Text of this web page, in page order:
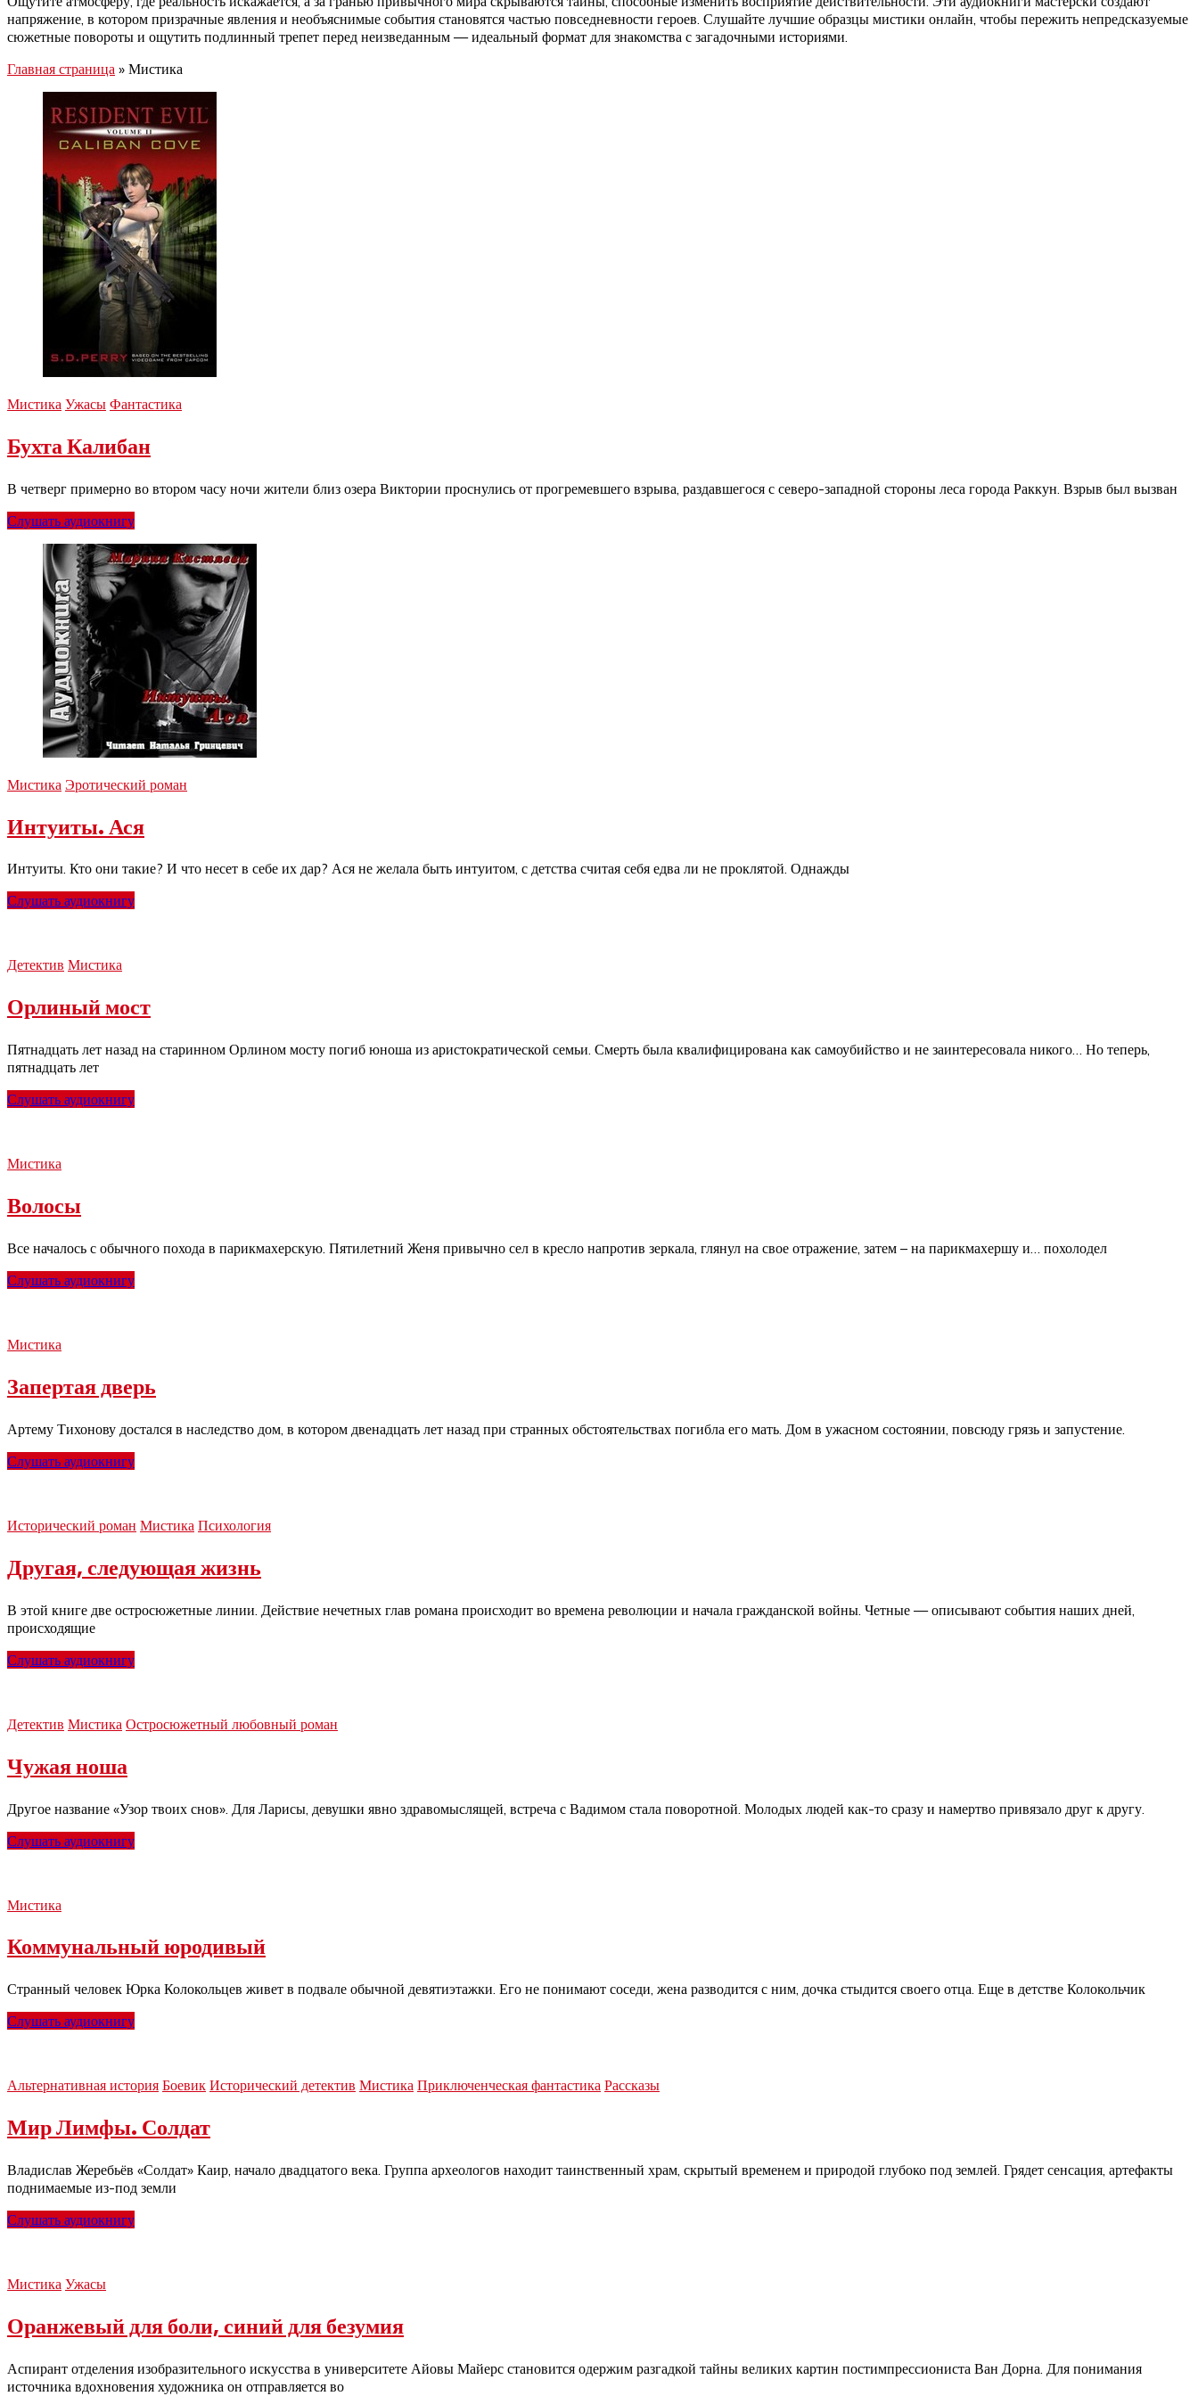
напряжение, в котором призрачные явления и необъяснимые события становятся частью повседневности героев. Слушайте лучшие образцы мистики онлайн, чтобы пережить непредсказуемые
сюжетные повороты и ощутить подлинный трепет перед неизведанным — идеальный формат для знакомства с загадочными историями.
Главная страница » Мистика
Мистика Ужасы Фантастика
Бухта Калибан
В четверг примерно во втором часу ночи жители близ озера Виктории проснулись от прогремевшего взрыва, раздавшегося с северо-западной стороны леса города Раккун. Взрыв был вызван
Слушать аудиокнигу
Мистика Эротический роман
Интуиты. Ася
Интуиты. Кто они такие? И что несет в себе их дар? Ася не желала быть интуитом, с детства считая себя едва ли не проклятой. Однажды
Слушать аудиокнигу
Детектив Мистика
Орлиный мост
Пятнадцать лет назад на старинном Орлином мосту погиб юноша из аристократической семьи. Смерть была квалифицирована как самоубийство и не заинтересовала никого… Но теперь,
пятнадцать лет
Слушать аудиокнигу
Мистика
Волосы
Все началось с обычного похода в парикмахерскую. Пятилетний Женя привычно сел в кресло напротив зеркала, глянул на свое отражение, затем – на парикмахершу и… похолодел
Слушать аудиокнигу
Мистика
Запертая дверь
Артему Тихонову достался в наследство дом, в котором двенадцать лет назад при странных обстоятельствах погибла его мать. Дом в ужасном состоянии, повсюду грязь и запустение.
Слушать аудиокнигу
Исторический роман Мистика Психология
Другая, следующая жизнь
В этой книге две остросюжетные линии. Действие нечетных глав романа происходит во времена революции и начала гражданской войны. Четные — описывают события наших дней,
происходящие
Слушать аудиокнигу
Детектив Мистика Остросюжетный любовный роман
Чужая ноша
Другое название «Узор твоих снов». Для Ларисы, девушки явно здравомыслящей, встреча с Вадимом стала поворотной. Молодых людей как-то сразу и намертво привязало друг к другу.
Слушать аудиокнигу
Мистика
Коммунальный юродивый
Странный человек Юрка Колокольцев живет в подвале обычной девятиэтажки. Его не понимают соседи, жена разводится с ним, дочка стыдится своего отца. Еще в детстве Колокольчик
Слушать аудиокнигу
Альтернативная история Боевик Исторический детектив Мистика Приключенческая фантастика Рассказы
Мир Лимфы. Солдат
Владислав Жеребьёв «Солдат» Каир, начало двадцатого века. Группа археологов находит таинственный храм, скрытый временем и природой глубоко под землей. Грядет сенсация, артефакты
поднимаемые из-под земли
Слушать аудиокнигу
Мистика Ужасы
Оранжевый для боли, синий для безумия
Аспирант отделения изобразительного искусства в университете Айовы Майерс становится одержим разгадкой тайны великих картин постимпрессиониста Ван Дорна. Для понимания
источника вдохновения художника он отправляется во